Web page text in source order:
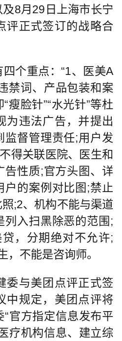
8月29日上海市长宁
评正式签订的战略合
个重点：“1、医美A
禁词、产品包装和案
瘦脸针”“水光针”等杜
为违法广告，并提出
监督管理责任;用户发
得关联医院、医生和
告性质;官方头图、详
户的案例对比图;禁止
;2、机构不能与渠道
列入扫黑除恶的范围;
，分期绝对不允许;
，不能是咨询师。
委与美团点评正式签
中规定，美团点评将
官方指定信息发布平
疗机构信息、建立综